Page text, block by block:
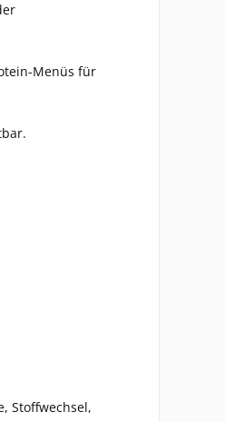
Menüs für
Stoffwechsel,